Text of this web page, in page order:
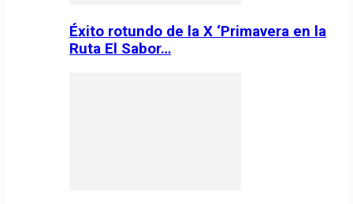
Éxito rotundo de la X ‘Primavera en la
Ruta El Sabor…